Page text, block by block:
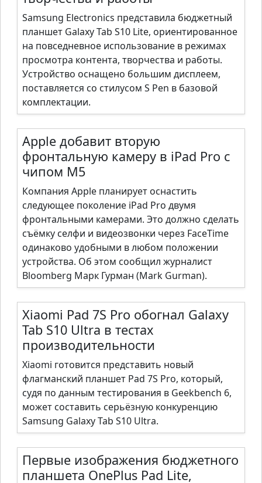
Samsung Electronics представила бюджетный
планшет Galaxy Tab S10 Lite, ориентированное
на повседневное использование в режимах
просмотра контента, творчества и работы.
Устройство оснащено большим дисплеем,
поставляется со стилусом S Pen в базовой
комплектации.
Apple добавит вторую
фронтальную камеру в iPad Pro с
чипом M5
Компания Apple планирует оснастить
следующее поколение iPad Pro двумя
фронтальными камерами. Это должно сделать
съёмку селфи и видеозвонки через FaceTime
одинаково удобными в любом положении
устройства. Об этом сообщил журналист
Bloomberg Марк Гурман (Mark Gurman).
Xiaomi Pad 7S Pro обогнал Galaxy
Tab S10 Ultra в тестах
производительности
Xiaomi готовится представить новый
флагманский планшет Pad 7S Pro, который,
судя по данным тестирования в Geekbench 6,
может составить серьёзную конкуренцию
Samsung Galaxy Tab S10 Ultra.
Первые изображения бюджетного
планшета OnePlus Pad Lite,